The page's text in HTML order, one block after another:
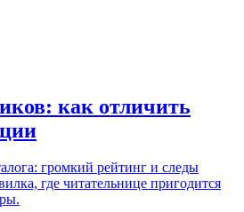
как отличить
громкий рейтинг и следы
где читательнице пригодится